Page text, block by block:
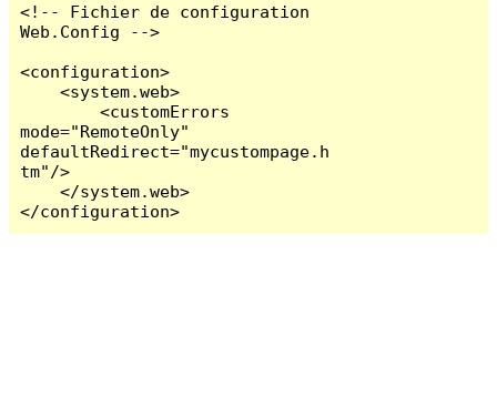
<!-- Fichier de configuration
Web.Config -->
<configuration>
    <system.web>
        <customErrors
mode="RemoteOnly"
defaultRedirect="mycustompage.h
tm"/>
    </system.web>
</configuration>